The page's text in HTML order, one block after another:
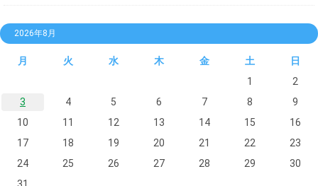
2026年8月
月 火 水 木 金 土
日
1
2
3
4 5 6 7 8
9
10
11 12 13 14 15
16
17
18 19 20 21 22
23
24
25 26 27 28 29
30